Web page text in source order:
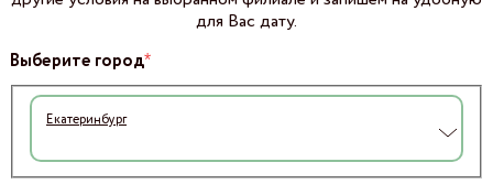
для Вас дату.
Выберите город*
Екатеринбург